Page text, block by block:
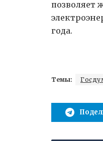
позволяет
года.
Темы: